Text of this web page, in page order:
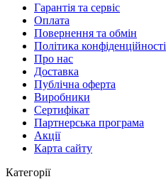
Гарантія та сервіс
Оплата
Повернення та обмін
Політика конфіденційності
Про нас
Доставка
Публічна оферта
Виробники
Сертифікат
Партнерська програма
Акції
Карта сайту
Категорії